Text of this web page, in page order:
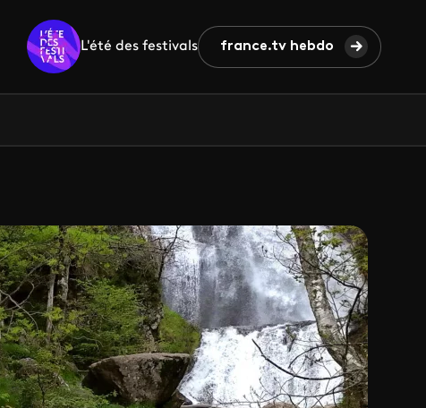
L'été des festivals france.tv hebdo